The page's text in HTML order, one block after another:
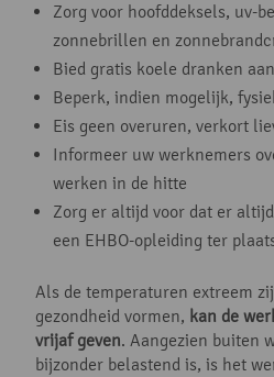
Zorg voor hoofddeksels, uv-
zonnebrillen en
Bied gratis koele dranken aan
Beperk, indien mogelijk,
Eis geen overuren, verkort
Informeer uw werknemers
werken in de hitte
Zorg er altijd voor dat er
een EHBO-opleiding ter
Als de temperaturen extreem
gezondheid vormen, kan de
vrijaf geven. Aangezien buiten
bijzonder belastend is, is het